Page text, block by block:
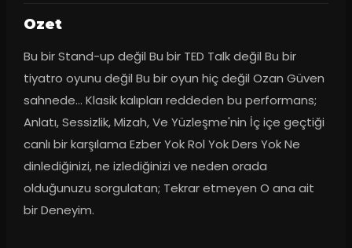
Ozet
Bu bir Stand-up değil Bu bir TED Talk değil Bu bir
tiyatro oyunu değil Bu bir oyun hiç değil Ozan Güven
sahnede… Klasik kalıpları reddeden bu performans;
Anlatı, Sessizlik, Mizah, Ve Yüzleşme'nin İç içe geçtiği
canlı bir karşılama Ezber Yok Rol Yok Ders Yok Ne
dinlediğinizi, ne izlediğinizi ve neden orada
olduğunuzu sorgulatan; Tekrar etmeyen O ana ait
bir Deneyim.